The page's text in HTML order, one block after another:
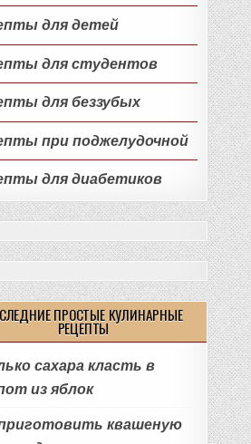
для детей
для студентов
для беззубых
при поджелудочной
для диабетиков
ПРОСТЫЕ КУЛИНАРНЫЕ
РЕЦЕПТЫ
сахара класть в
из яблок
квашеную